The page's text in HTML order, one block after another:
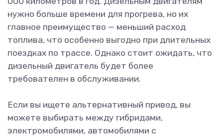
нужно больше времени для прогрева, но их
главное преимущество — меньший расход
топлива, что особенно выгодно при длительных
поездках по трассе. Однако стоит ожидать, что
дизельный двигатель будет более
требователен в обслуживании.
Если вы ищете альтернативный привод, вы
можете выбирать между гибридами,
электромобилями, автомобилями с